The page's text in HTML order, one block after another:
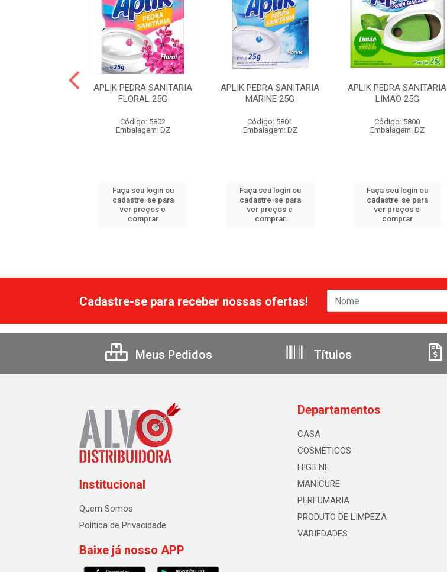
APLIK PEDRA SANITARIA
FLORAL 25G
Código: 5802
Embalagem: DZ
Faça seu login ou
cadastre-se para
ver preços e
comprar
APLIK PEDRA SANITARIA
MARINE 25G
Código: 5801
Embalagem: DZ
Faça seu login ou
cadastre-se para
ver preços e
comprar
APLIK PEDRA SANITARIA
LIMAO 25G
Código: 5800
Embalagem: DZ
Faça seu login ou
cadastre-se para
ver preços e
comprar
Cadastre-se para receber nossas ofertas!
Meus Pedidos Títulos
Institucional
Quem Somos
Política de Privacidade
Baixe já nosso APP
Departamentos
CASA
COSMETICOS
HIGIENE
MANICURE
PERFUMARIA
PRODUTO DE LIMPEZA
VARIEDADES